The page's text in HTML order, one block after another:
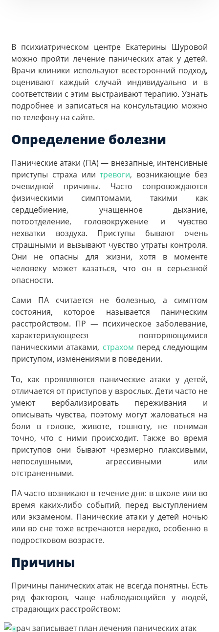
В психиатрическом центре Екатерины Шуровой
можно пройти лечение панических атак у детей.
Врачи клиники используют всесторонний подход,
оценивают каждый случай индивидуально и в
соответствии с этим выстраивают терапию. Узнать
подробнее и записаться на консультацию можно
по телефону на сайте.
Определение болезни
Панические атаки (ПА) — внезапные, интенсивные
приступы страха илитревоги, возникающие без
очевидной причины. Часто сопровождаются
физическими симптомами, такими как
сердцебиение, учащенное дыхание,
потоотделение, головокружение и чувство
нехватки воздуха. Приступы бывают очень
страшными и вызывают чувство утраты контроля.
Они не опасны для жизни, хотя в моменте
человеку может казаться, что он в серьезной
опасности.
Сами ПА считается не болезнью, а симптом
состояния, которое называется паническим
расстройством. ПР — психическое заболевание,
характеризующееся повторяющимися
паническими атаками, страхом перед следующим
приступом, изменениями в поведении.
То, как проявляются панические атаки у детей,
отличается от приступов у взрослых. Дети часто не
умеют вербализировать переживания и
описывать чувства, поэтому могут жаловаться на
боли в голове, животе, тошноту, не понимая
точно, что с ними происходит. Также во время
приступов они бывают чрезмерно плаксивыми,
непослушными, агрессивными или
отстраненными.
ПА часто возникают в течение дня: в школе или во
время каких-либо событий, перед выступлением
или экзаменом. Панические атаки у детей ночью
или во сне тоже встречаются нередко, особенно в
подростковом возрасте.
Причины
Причины панических атак не всегда понятны. Есть
ряд факторов, чаще наблюдающийся у людей,
страдающих расстройством: